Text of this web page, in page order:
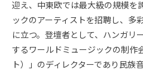
迎え、中東欧では最大級の規模を
ックのアーティストを招聘し、多
に立つ。登壇者として、ハンガリ
するワールドミュージックの制作
ト）」のディレクターであり民族